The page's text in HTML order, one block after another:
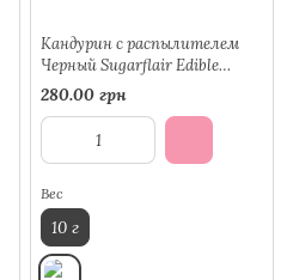
Кандурин с распылителем
Черный Sugarflair Edible
Lustre Powder Midnight Black,
280.00 грн
Вес
10 г